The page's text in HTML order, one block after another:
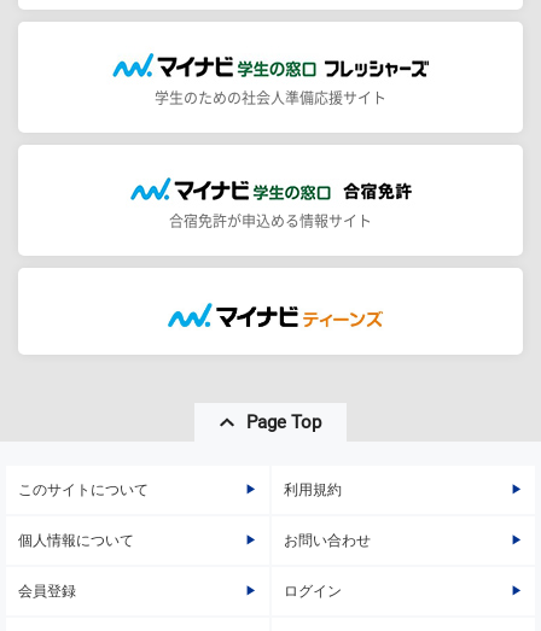
学生のための社会人準備応援サイト
合宿免許が申込める情報サイト
Page Top
このサイトについて 利用規約
個人情報について お問い合わせ
会員登録 ログイン